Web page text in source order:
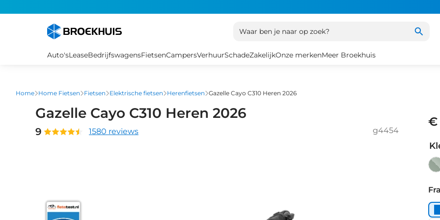
Waar ben je naar op zoek?
Auto'sLeaseBedrijfswagensFietsenCampersVerhuurSchadeZakelijkOnze merkenMeer Broekhuis
Home Home Fietsen Fietsen Elektrische fietsen Herenfietsen Gazelle Cayo C310 Heren 2026
Gazelle Cayo C310 Heren 2026
9 1580 reviews g4454
€